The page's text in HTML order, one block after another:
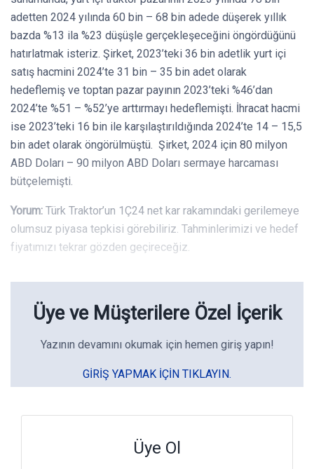
adetten 2024 yılında 60 bin – 68 bin adede düşerek yıllık
bazda %13 ila %23 düşüşle gerçekleşeceğini öngördüğünü
hatırlatmak isteriz. Şirket, 2023’teki 36 bin adetlik yurt içi
satış hacmini 2024’te 31 bin – 35 bin adet olarak
hedeflemiş ve toptan pazar payının 2023’teki %46’dan
2024’te %51 – %52’ye arttırmayı hedeflemişti. İhracat hacmi
ise 2023’teki 16 bin ile karşılaştırıldığında 2024’te 14 – 15,5
bin adet olarak öngörülmüştü. Şirket, 2024 için 80 milyon
ABD Doları – 90 milyon ABD Doları sermaye harcaması
bütçelemişti.
Yorum: Türk Traktor’un 1Ç24 net kar rakamındaki gerilemeye
olumsuz piyasa tepkisi görebiliriz. Tahminlerimizi ve hedef
fiyatımızı tekrar gözden geçireceğiz.
Üye ve Müşterilere Özel İçerik
Yazının devamını okumak için hemen giriş yapın!
GIRIŞ YAPMAK IÇIN TIKLAYIN.
Üye Ol